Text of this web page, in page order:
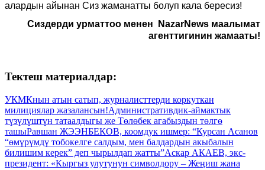
алардын айынан Сиз жаманатты болуп кала бересиз!
Сиздерди урматтоо менен NazarNews маалымат
агенттигинин жамааты!
Тектеш материалдар:
УКМКнын атын сатып, журналисттерди коркуткан
милициялар жазалансын!Административдик-аймактык
түзүлүштүн татаалдыгы же Төлөбек агабыздын төлгө
ташыРавшан ЖЭЭНБЕКОВ, коомдук ишмер: “Курсан Асанов
“өмүрүмдү тобокелге салдым, мен балдардын акыбалын
билишим керек” деп чырылдап жатты”Аскар АКАЕВ, экс-
президент: «Кыргыз улутунун символдору – Жеңиш жана